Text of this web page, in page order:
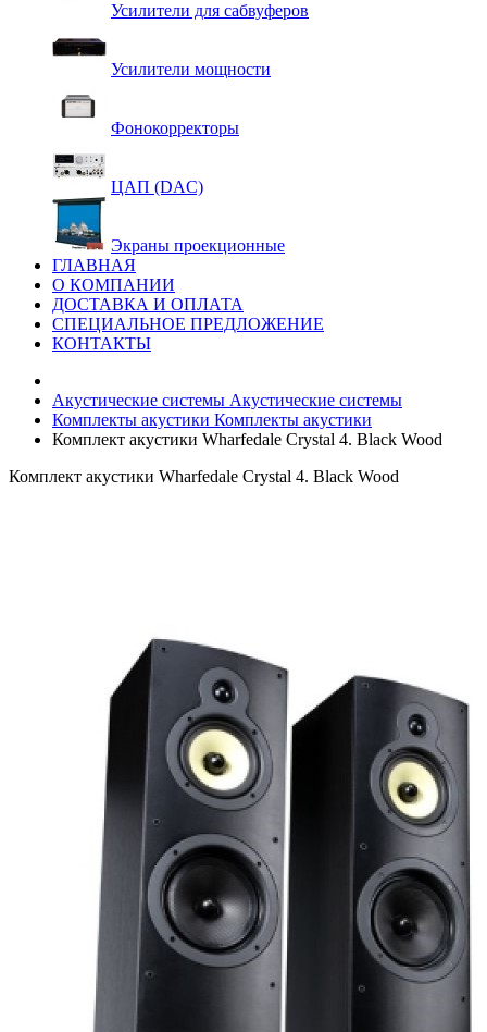
Усилители для сабвуферов
Усилители мощности
Фонокорректоры
ЦАП (DAC)
Экраны проекционные
ГЛАВНАЯ
О КОМПАНИИ
ДОСТАВКА И ОПЛАТА
СПЕЦИАЛЬНОЕ ПРЕДЛОЖЕНИЕ
КОНТАКТЫ
Акустические системы Акустические системы
Комплекты акустики Комплекты акустики
Комплект акустики Wharfedale Crystal 4. Black Wood
Комплект акустики Wharfedale Crystal 4. Black Wood